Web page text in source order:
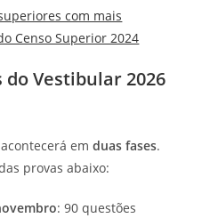
com mais
Censo Superior 2024
do Vestibular 2026
em duas fases.
provas abaixo:
: 90 questões